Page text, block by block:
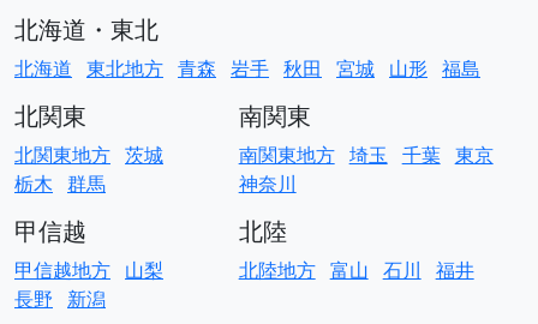
北海道・東北
北海道 東北地方 青森 岩手 秋田 宮城 山形 福島
北関東
北関東地方 茨城
栃木 群馬
南関東
南関東地方 埼玉 千葉 東京
神奈川
甲信越
甲信越地方 山梨
長野
新潟
北陸
北陸地方 富山 石川 福井